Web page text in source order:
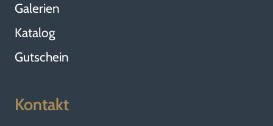
Galerien
Katalog
Gutschein
Kontakt